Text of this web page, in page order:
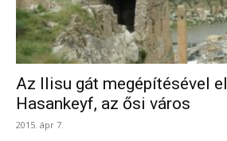
Az Ilisu gát megépítésével
Hasankeyf, az ősi város
2015. ápr 7.